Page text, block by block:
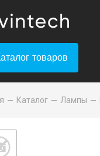
товаров
Каталог Лампы